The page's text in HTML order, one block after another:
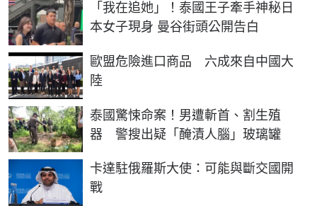
「我在追她」！泰國王子牽手神秘日
本女子現身 曼谷街頭公開告白
歐盟危險進口商品 六成來自中國大
陸
泰國驚悚命案！男遭斬首、割生殖
器 警搜出疑「醃漬人腦」玻璃罐
卡達駐俄羅斯大使：可能與斷交國開
戰